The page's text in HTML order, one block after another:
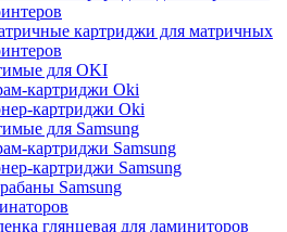
картриджи для матричных
для OKI
картриджи Oki
картриджи Oki
для Samsung
картриджи Samsung
картриджи Samsung
Samsung
глянцевая для ламиниторов